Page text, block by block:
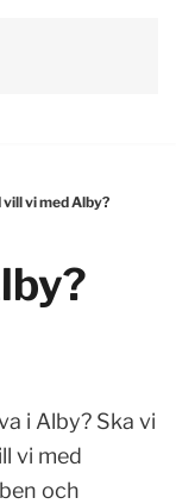
vill vi med Alby?
i Alby? Ska vi
vi med
och